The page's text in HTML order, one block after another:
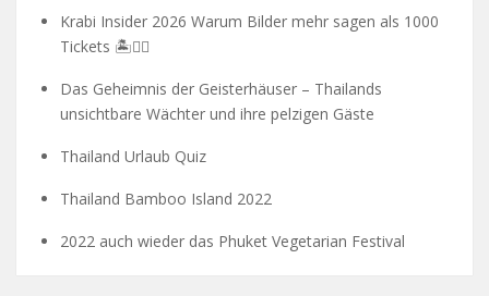
Krabi Insider 2026 Warum Bilder mehr sagen als 1000
Tickets 🏝️🧗‍♂️
Das Geheimnis der Geisterhäuser – Thailands
unsichtbare Wächter und ihre pelzigen Gäste
Thailand Urlaub Quiz
Thailand Bamboo Island 2022
2022 auch wieder das Phuket Vegetarian Festival